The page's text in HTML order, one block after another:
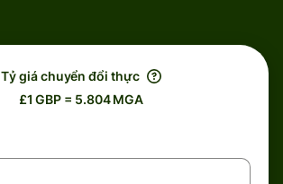
Tỷ giá chuyển đổi thực
£1 GBP = 5.804 MGA